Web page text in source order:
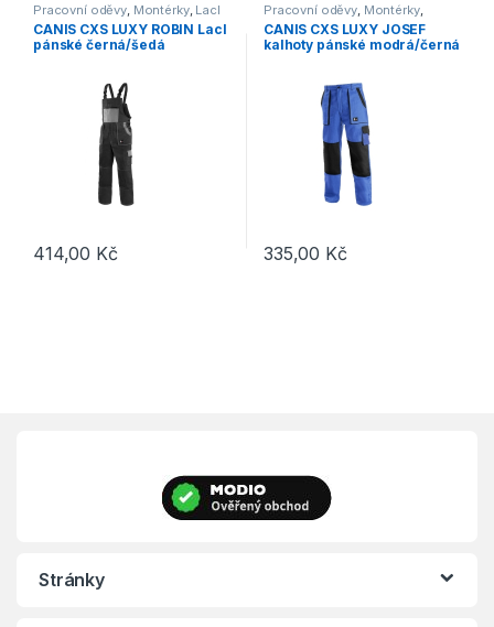
Pracovní oděvy Montérky, Lacl
CANIS CXS LUXY ROBIN Lacl
pánské černá/šedá
414,00 Kč
Tento produkt má více variant. Možnosti lze vybrat na stránce
Pracovní oděvy Montérky,
Kalhoty
CANIS CXS LUXY JOSEF
kalhoty pánské modrá/černá
335,00 Kč
Tento produkt má více
Stránky